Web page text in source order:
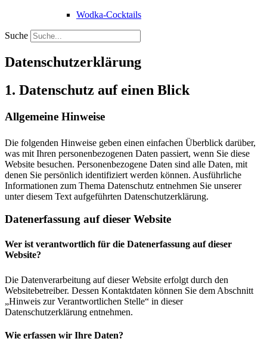
Wodka-Cocktails
Suche
Datenschutzerklärung
1. Datenschutz auf einen Blick
Allgemeine Hinweise
Die folgenden Hinweise geben einen einfachen Überblick darüber,
was mit Ihren personenbezogenen Daten passiert, wenn Sie diese
Website besuchen. Personenbezogene Daten sind alle Daten, mit
denen Sie persönlich identifiziert werden können. Ausführliche
Informationen zum Thema Datenschutz entnehmen Sie unserer
unter diesem Text aufgeführten Datenschutzerklärung.
Datenerfassung auf dieser Website
Wer ist verantwortlich für die Datenerfassung auf dieser
Website?
Die Datenverarbeitung auf dieser Website erfolgt durch den
Websitebetreiber. Dessen Kontaktdaten können Sie dem Abschnitt
„Hinweis zur Verantwortlichen Stelle“ in dieser
Datenschutzerklärung entnehmen.
Wie erfassen wir Ihre Daten?